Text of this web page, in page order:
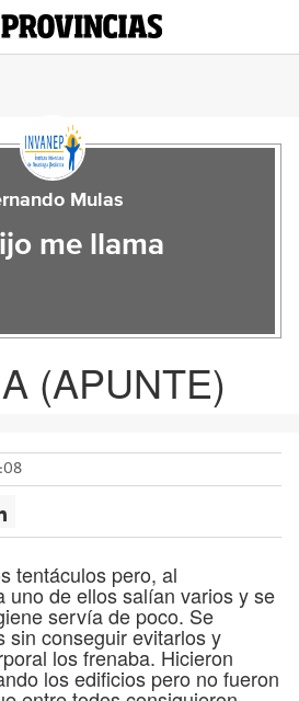
Mulas
me llama
(APUNTE)
tentáculos pero, al
uno de ellos salían varios y se
servía de poco. Se
sin conseguir evitarlos y
los frenaba. Hicieron
los edificios pero no fueron